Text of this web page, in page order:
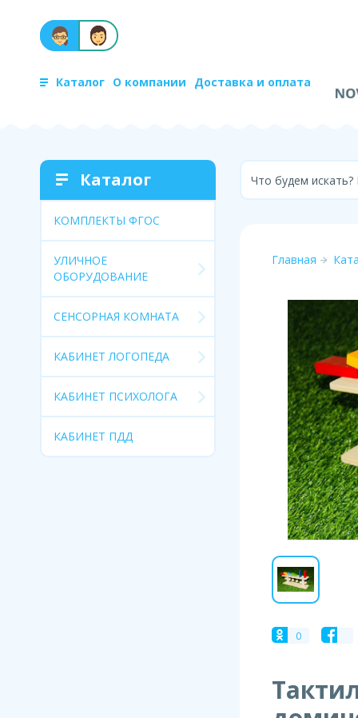
Каталог О компании Доставка и оплата
Каталог
КОМПЛЕКТЫ ФГОС
УЛИЧНОЕ
ОБОРУДОВАНИЕ
СЕНСОРНАЯ КОМНАТА
КАБИНЕТ ЛОГОПЕДА
КАБИНЕТ ПСИХОЛОГА
КАБИНЕТ ПДД
Что будем
Главная
0